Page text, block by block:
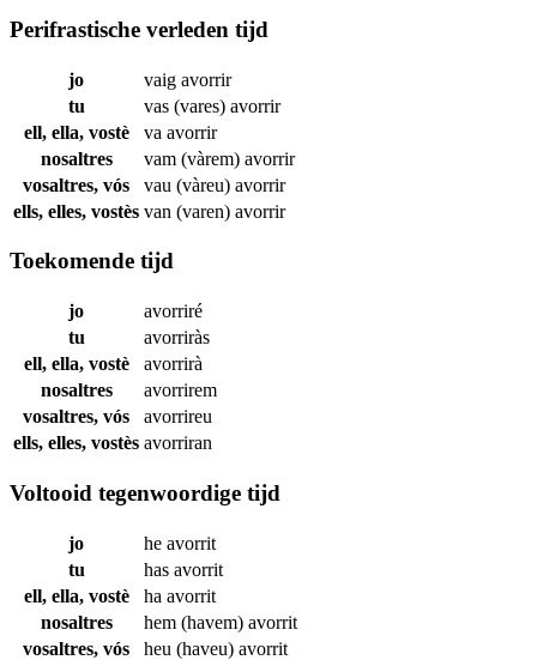
Perifrastische verleden tijd
jo vaig avorrir
tu
vas (vares) avorrir
ell, ella, vostè
va avorrir
nosaltres
vam (vàrem) avorrir
vosaltres, vós
vau (vàreu) avorrir
ells, elles, vostès van (varen) avorrir
Toekomende tijd
jo
avorriré
tu
avorriràs
ell, ella, vostè
avorrirà
nosaltres
avorrirem
vosaltres, vós
avorrireu
ells, elles, vostès avorriran
Voltooid tegenwoordige tijd
jo he avorrit
tu
has avorrit
ell, ella, vostè
ha avorrit
nosaltres
hem (havem) avorrit
vosaltres, vós
heu (haveu) avorrit